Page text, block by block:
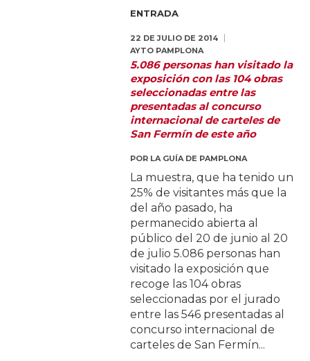
ENTRADA
22 DE JULIO DE 2014
AYTO PAMPLONA
5.086 personas han visitado la
exposición con las 104 obras
seleccionadas entre las
presentadas al concurso
internacional de carteles de
San Fermín de este año
POR LA GUÍA DE PAMPLONA
La muestra, que ha tenido un
25% de visitantes más que la
del año pasado, ha
permanecido abierta al
público del 20 de junio al 20
de julio 5.086 personas han
visitado la exposición que
recoge las 104 obras
seleccionadas por el jurado
entre las 546 presentadas al
concurso internacional de
carteles de San Fermín...